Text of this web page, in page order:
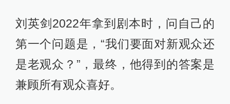
供了全新解法。
01 七年磨一剑，效果如何？